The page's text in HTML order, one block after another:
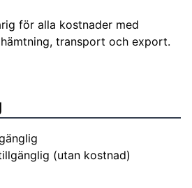
för alla kostnader med
transport och export.
(utan kostnad)